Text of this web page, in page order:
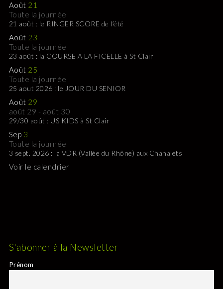
Août 21
Toute la journée
21 août : le RINGER SCORE de l’été
Août 23
Toute la journée
23 août : la COURSE A LA FICELLE à St Clair
Août 25
Toute la journée
25 aout 2026 : le JOUR DU SENIOR
Août 29
août 29 - août 30
29/30 août : US KIDS à St Clair
Sep 3
Toute la journée
3 sept. 2026 : la VDR (Vallée du Rhône) aux Chanalets
Voir le calendrier
S'abonner à la Newsletter
Prénom